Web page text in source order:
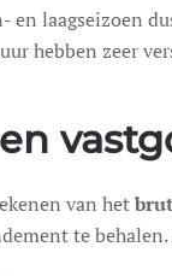
en laagseizoen
hebben zeer
van het
te